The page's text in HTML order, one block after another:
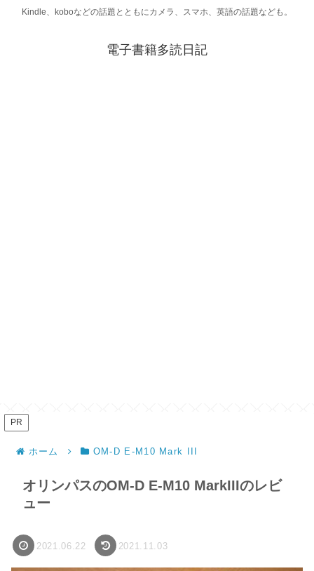
Kindle、koboなどの話題とともにカメラ、スマホ、英語の話題なども。
電子書籍多読日記
PR
ホーム OM-D E-M10 Mark III
オリンパスのOM-D E-M10 MarkIIIのレビ
ュー
2021.06.22 2021.11.03